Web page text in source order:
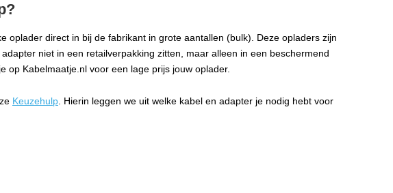
oplader direct in bij de fabrikant in grote aantallen (bulk). Deze opladers zijn
niet in een retailverpakking zitten, maar alleen in een beschermend
op Kabelmaatje.nl voor een lage prijs jouw oplader.
Keuzehulp . Hierin leggen we uit welke kabel en adapter je nodig hebt voor